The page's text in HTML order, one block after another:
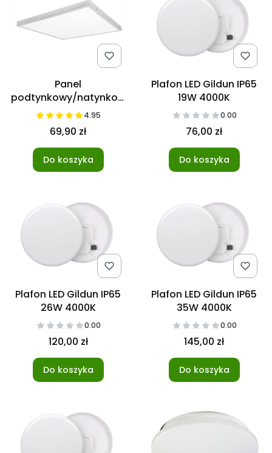
Panel
podtynkowy/natynkow
y 2w1 LED 60x60 40W
4000K Neutralna
4.95
69,90 zł
Do koszyka
Plafon LED Gildun IP65
19W 4000K
0.00
76,00 zł
Do koszyka
Plafon LED Gildun IP65
26W 4000K
0.00
120,00 zł
Do koszyka
Plafon LED Gildun IP65
35W 4000K
0.00
145,00 zł
Do koszyka